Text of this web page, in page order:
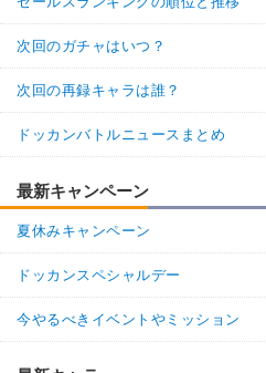
次回のガチャはいつ？
次回の再録キャラは誰？
ドッカンバトルニュースまとめ
最新キャンペーン
夏休みキャンペーン
ドッカンスペシャルデー
今やるべきイベントやミッション